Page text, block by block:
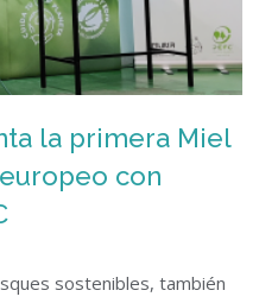
la primera Miel
europeo con
la primera Miel
con
sostenibles, también